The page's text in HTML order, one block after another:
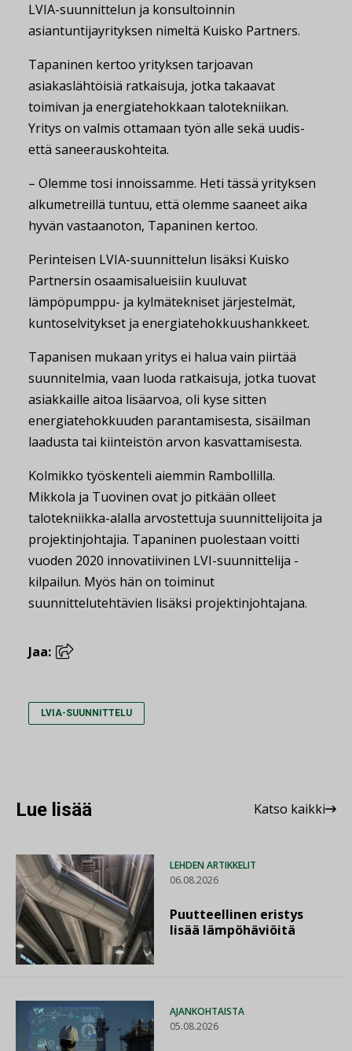
LVIA-suunnittelun ja konsultoinnin
asiantuntijayrityksen nimeltä Kuisko Partners.
Tapaninen kertoo yrityksen tarjoavan
asiakaslähtöisiä ratkaisuja, jotka takaavat
toimivan ja energiatehokkaan talotekniikan.
Yritys on valmis ottamaan työn alle sekä uudis-
että saneerauskohteita.
– Olemme tosi innoissamme. Heti tässä yrityksen
alkumetreillä tuntuu, että olemme saaneet aika
hyvän vastaanoton, Tapaninen kertoo.
Perinteisen LVIA-suunnittelun lisäksi Kuisko
Partnersin osaamisalueisiin kuuluvat
lämpöpumppu- ja kylmätekniset järjestelmät,
kuntoselvitykset ja energiatehokkuushankkeet.
Tapanisen mukaan yritys ei halua vain piirtää
suunnitelmia, vaan luoda ratkaisuja, jotka tuovat
asiakkaille aitoa lisäarvoa, oli kyse sitten
energiatehokkuuden parantamisesta, sisäilman
laadusta tai kiinteistön arvon kasvattamisesta.
Kolmikko työskenteli aiemmin Rambollilla.
Mikkola ja Tuovinen ovat jo pitkään olleet
talotekniikka-alalla arvostettuja suunnittelijoita ja
projektinjohtajia. Tapaninen puolestaan voitti
vuoden 2020 innovatiivinen LVI-suunnittelija -
kilpailun. Myös hän on toiminut
suunnittelutehtävien lisäksi projektinjohtajana.
Jaa:
LVIA-SUUNNITTELU
Lue lisää Katso kaikki
LEHDEN ARTIKKELIT
06.08.2026
Puutteellinen eristys
lisää lämpöhäviöitä
AJANKOHTAISTA
05.08.2026